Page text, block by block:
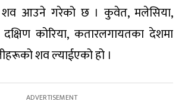
आउने गरेको छ । कुवेत, मलेसिया,
कोरिया, कतारलगायतका देशमा
शव ल्याईएको हो ।